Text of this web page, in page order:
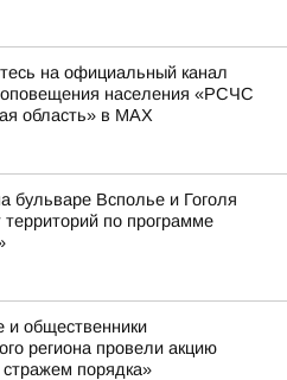
на официальный канал
оповещения населения «РСЧС
область» в МАХ
бульваре Всполье и Гоголя
территорий по программе
и общественники
региона провели акцию
порядка»